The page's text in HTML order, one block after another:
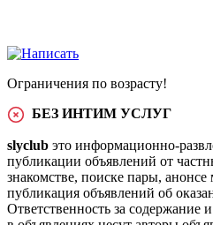
Ограничения по возрасту!
БЕЗ ИНТИМ УСЛУГ
slyclub это информационно-
публикации объявлений от
знакомстве, поиске пары,
публикация объявлений об
Ответственность за содержание